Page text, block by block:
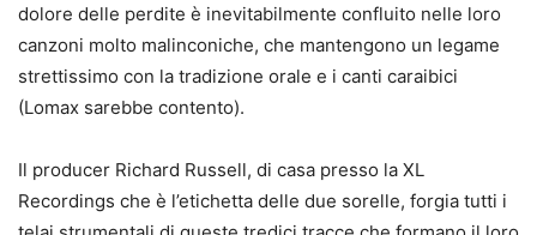
dolore delle perdite è inevitabilmente confluito nelle loro
canzoni molto malinconiche, che mantengono un legame
strettissimo con la tradizione orale e i canti caraibici
(Lomax sarebbe contento).
Il producer Richard Russell, di casa presso la XL
Recordings che è l’etichetta delle due sorelle, forgia tutti i